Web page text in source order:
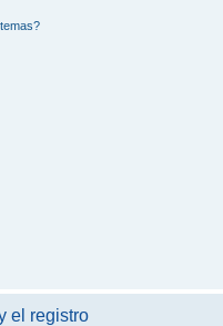
el registro